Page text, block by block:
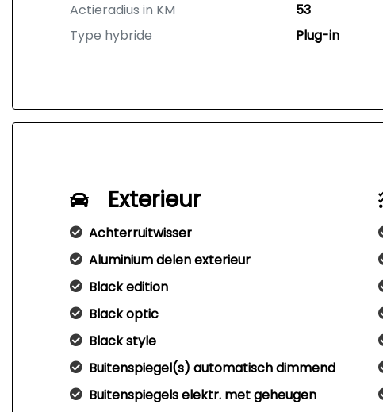
Actieradius in KM 53
Type hybride
Plug-in
Exterieur
Achterruitwisser
Aluminium delen exterieur
Black edition
Black optic
Black style
Buitenspiegel(s) automatisch dimmend
Buitenspiegels elektr. met geheugen